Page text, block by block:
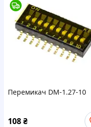
Перемикач DM-1.27-10
108₴